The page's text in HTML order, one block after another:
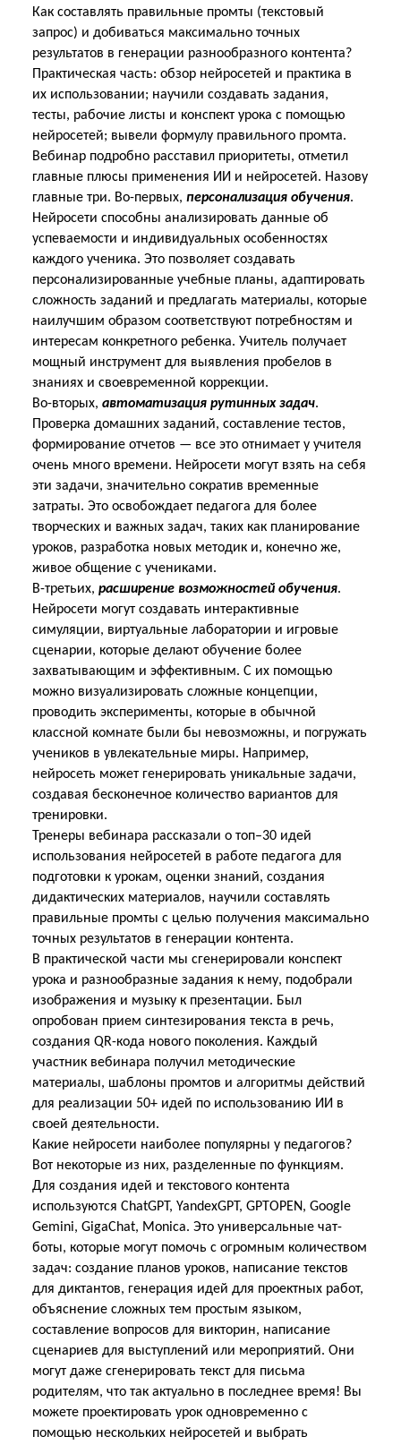
Как составлять правильные промты (текстовый
запрос) и добиваться максимально точных
результатов в генерации разнообразного контента?
Практическая часть: обзор нейросетей и практика в
их использовании; научили создавать задания,
тесты, рабочие листы и конспект урока с помощью
нейросетей; вывели формулу правильного промта.
Вебинар подробно расставил приоритеты, отметил
главные плюсы применения ИИ и нейросетей. Назову
главные три. Во-первых, персонализация обучения.
Нейросети способны анализировать данные об
успеваемости и индивидуальных особенностях
каждого ученика. Это позволяет создавать
персонализированные учебные планы, адаптировать
сложность заданий и предлагать материалы, которые
наилучшим образом соответствуют потребностям и
интересам конкретного ребенка. Учитель получает
мощный инструмент для выявления пробелов в
знаниях и своевременной коррекции.
Во-вторых, автоматизация рутинных задач.
Проверка домашних заданий, составление тестов,
формирование отчетов — все это отнимает у учителя
очень много времени. Нейросети могут взять на себя
эти задачи, значительно сократив временные
затраты. Это освобождает педагога для более
творческих и важных задач, таких как планирование
уроков, разработка новых методик и, конечно же,
живое общение с учениками.
В-третьих, расширение возможностей обучения.
Нейросети могут создавать интерактивные
симуляции, виртуальные лаборатории и игровые
сценарии, которые делают обучение более
захватывающим и эффективным. С их помощью
можно визуализировать сложные концепции,
проводить эксперименты, которые в обычной
классной комнате были бы невозможны, и погружать
учеников в увлекательные миры. Например,
нейросеть может генерировать уникальные задачи,
создавая бесконечное количество вариантов для
тренировки.
Тренеры вебинара рассказали о топ–30 идей
использования нейросетей в работе педагога для
подготовки к урокам, оценки знаний, создания
дидактических материалов, научили составлять
правильные промты с целью получения максимально
точных результатов в генерации контента.
В практической части мы сгенерировали конспект
урока и разнообразные задания к нему, подобрали
изображения и музыку к презентации. Был
опробован прием синтезирования текста в речь,
создания QR-кода нового поколения. Каждый
участник вебинара получил методические
материалы, шаблоны промтов и алгоритмы действий
для реализации 50+ идей по использованию ИИ в
своей деятельности.
Какие нейросети наиболее популярны у педагогов?
Вот некоторые из них, разделенные по функциям.
Для создания идей и текстового контента
используются ChatGPT, YandexGPT, GPTOPEN, Google
Gemini, GigaChat, Monica. Это универсальные чат-
боты, которые могут помочь с огромным количеством
задач: создание планов уроков, написание текстов
для диктантов, генерация идей для проектных работ,
объяснение сложных тем простым языком,
составление вопросов для викторин, написание
сценариев для выступлений или мероприятий. Они
могут даже сгенерировать текст для письма
родителям, что так актуально в последнее время! Вы
можете проектировать урок одновременно с
помощью нескольких нейросетей и выбрать